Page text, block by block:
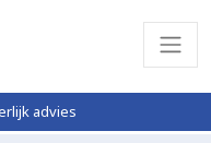
advies